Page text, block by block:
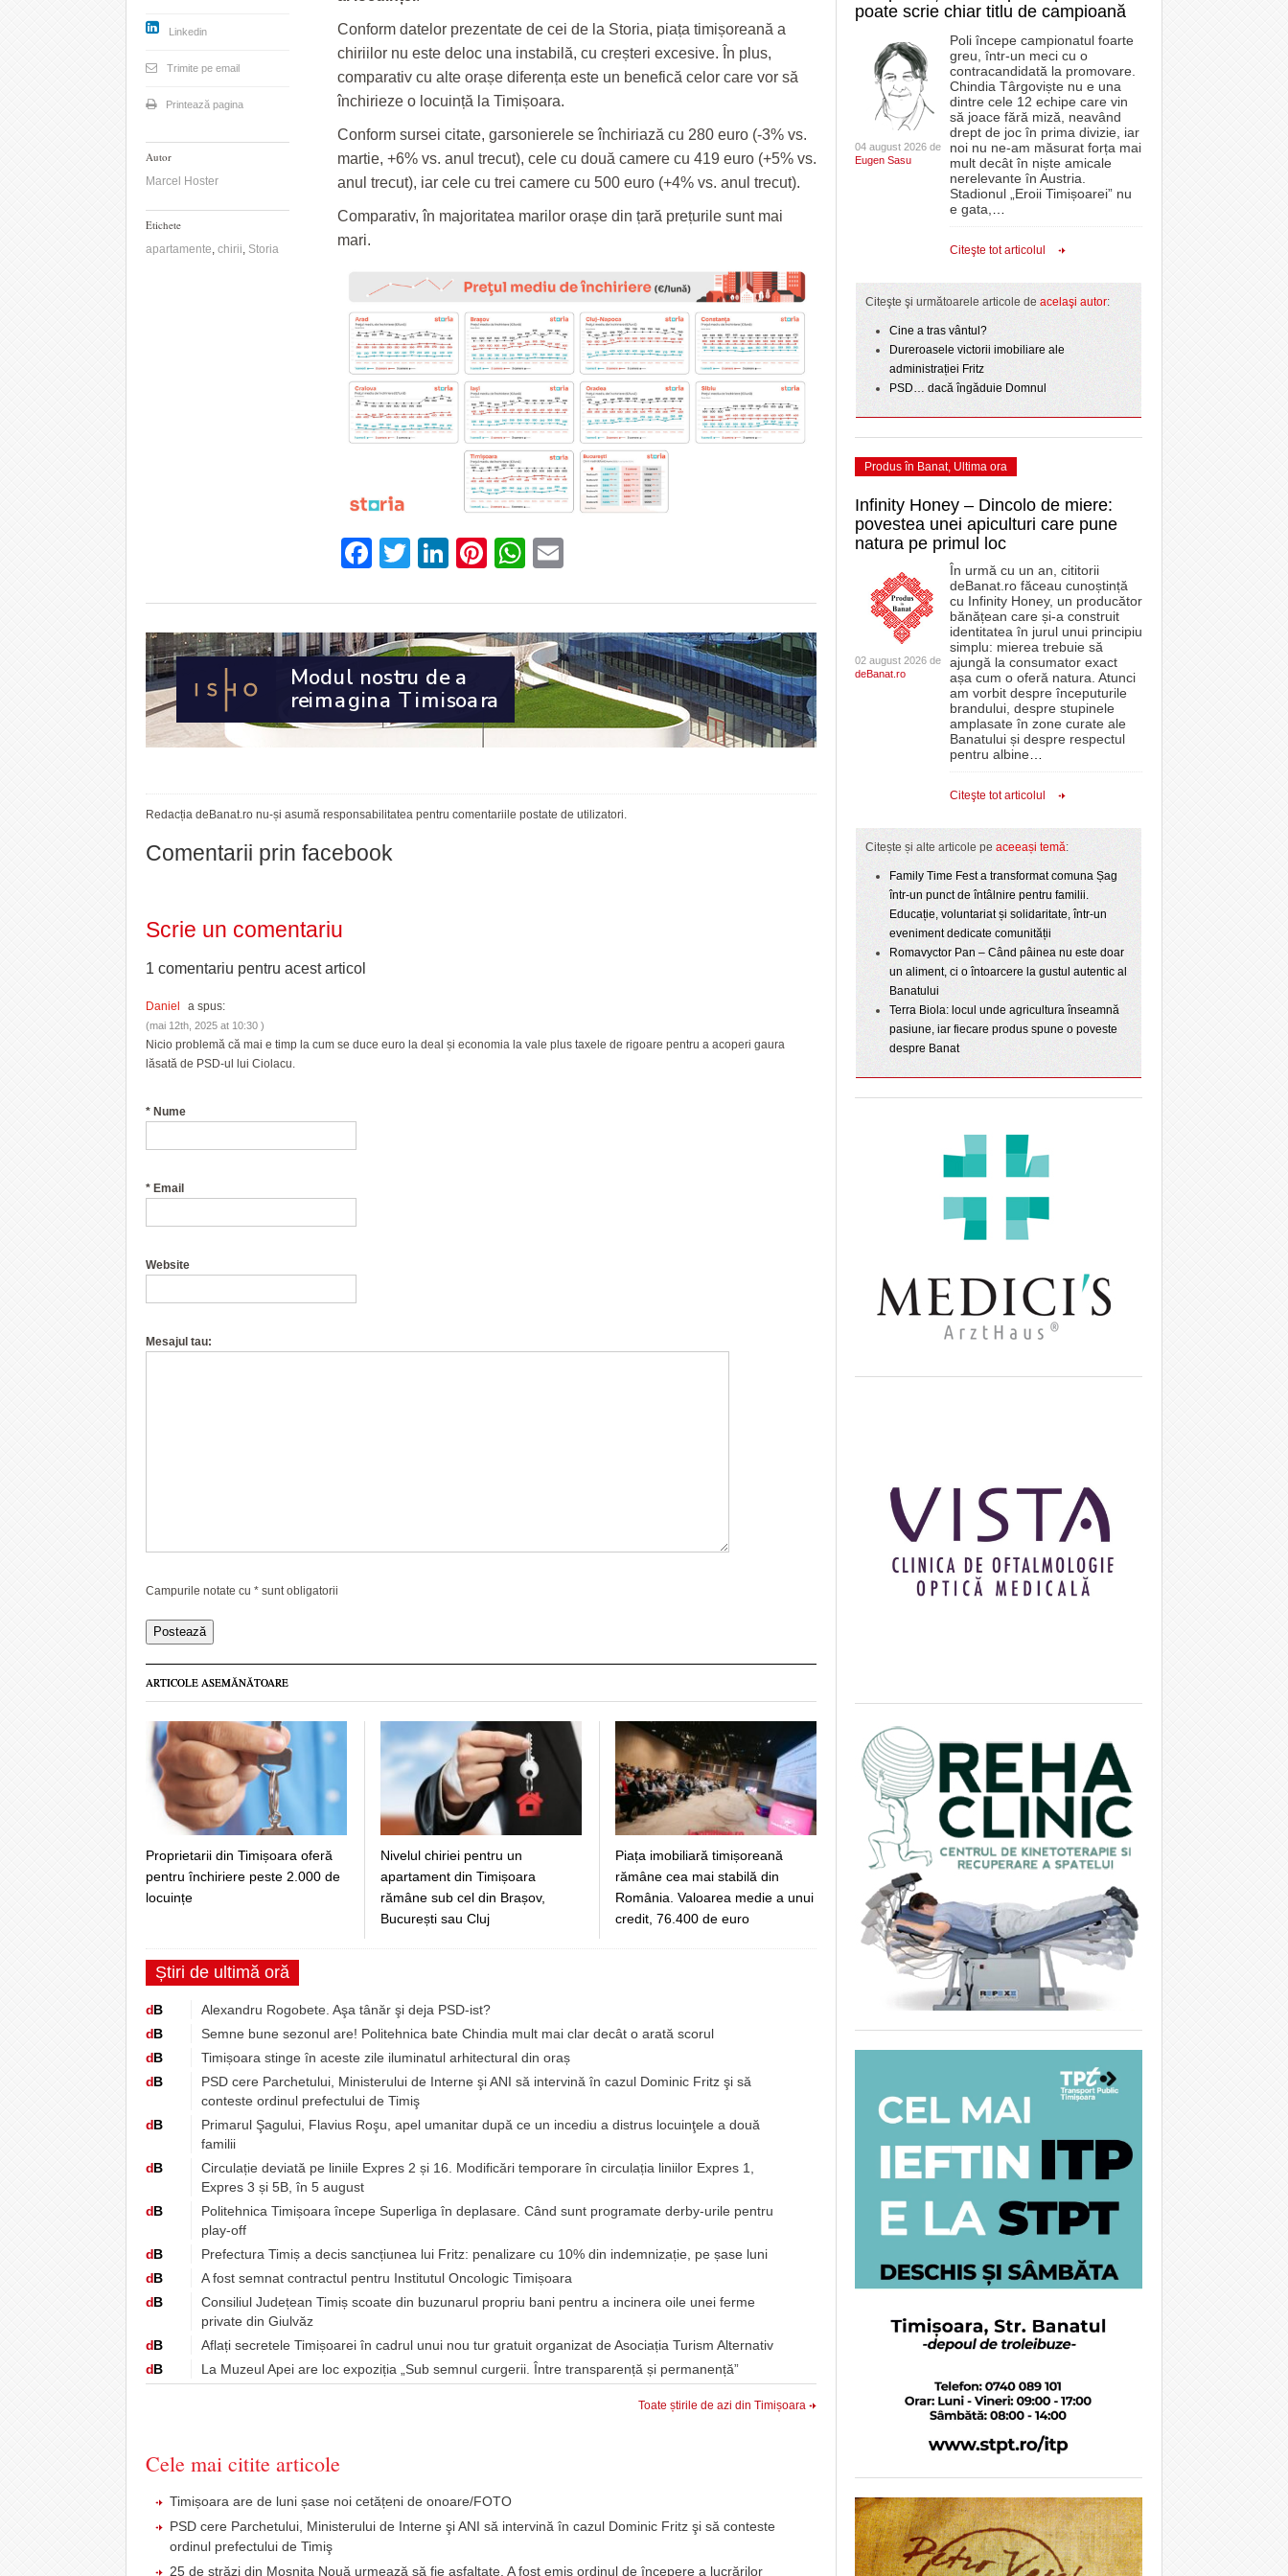
Conform datelor prezentate de cei de la Storia, piața timișoreană a
chiriilor nu este deloc una instabilă, cu creșteri excesive. În plus,
comparativ cu alte orașe diferența este un benefică celor care vor să
închirieze o locuință la Timișoara.
Conform sursei citate, garsonierele se închiriază cu 280 euro (-3% vs.
martie, +6% vs. anul trecut), cele cu două camere cu 419 euro (+5% vs.
anul trecut), iar cele cu trei camere cu 500 euro (+4% vs. anul trecut).
Comparativ, în majoritatea marilor orașe din țară prețurile sunt mai
mari.
Facebook
Twitter
LinkedIn
Pinterest
WhatsApp
Linkedin
Trimite pe email
Printează pagina
Autor
Marcel Hoster
Etichete
apartamente, chirii, Storia
Redacția deBanat.ro nu-și asumă responsabilitatea pentru comentariile postate de utilizatori.
Comentarii prin facebook
Scrie un comentariu
1 comentariu pentru acest articol
Daniel a spus:
(mai 12th, 2025 at 10:30 )
Nicio problemă că mai e timp la cum se duce euro la deal și economia la vale plus taxele de rigoare pentru a acoperi gaura
lăsată de PSD-ul lui Ciolacu.
* Nume
* Email
Website
Mesajul tau:
Campurile notate cu * sunt obligatorii
ARTICOLE ASEMĂNĂTOARE
Proprietarii din Timișoara oferă
pentru închiriere peste 2.000 de
locuințe
Nivelul chiriei pentru un
apartament din Timișoara
rămâne sub cel din Brașov,
București sau Cluj
Piața imobiliară timișoreană
rămâne cea mai stabilă din
România. Valoarea medie a unui
credit, 76.400 de euro
Știri de ultimă oră
dB
Alexandru Rogobete. Aşa tânăr şi deja PSD-ist?
dB
Semne bune sezonul are! Politehnica bate Chindia mult mai clar decât o arată scorul
dB
Timișoara stinge în aceste zile iluminatul arhitectural din oraș
dB
PSD cere Parchetului, Ministerului de Interne şi ANI să intervină în cazul Dominic Fritz şi să
conteste ordinul prefectului de Timiş
dB
Primarul Şagului, Flavius Roşu, apel umanitar după ce un incediu a distrus locuinţele a două
familii
dB
Circulație deviată pe liniile Expres 2 și 16. Modificări temporare în circulația liniilor Expres 1,
Expres 3 și 5B, în 5 august
dB
Politehnica Timișoara începe Superliga în deplasare. Când sunt programate derby-urile pentru
play-off
dB
Prefectura Timiș a decis sancțiunea lui Fritz: penalizare cu 10% din indemnizație, pe șase luni
dB
A fost semnat contractul pentru Institutul Oncologic Timișoara
dB
Consiliul Județean Timiș scoate din buzunarul propriu bani pentru a incinera oile unei ferme
private din Giulvăz
dB
Aflați secretele Timișoarei în cadrul unui nou tur gratuit organizat de Asociația Turism Alternativ
dB La Muzeul Apei are loc expoziția „Sub semnul curgerii. Între transparență și permanență”
Toate știrile de azi din Timișoara
Cele mai citite articole
Timișoara are de luni șase noi cetățeni de onoare/FOTO
PSD cere Parchetului, Ministerului de Interne şi ANI să intervină în cazul Dominic Fritz şi să conteste
ordinul prefectului de Timiş
25 de străzi din Moşniţa Nouă urmează să fie asfaltate. A fost emis ordinul de începere a lucrărilor
poate scrie chiar titlu de campioană
04 august 2026 de
Eugen Sasu
Poli începe campionatul foarte
greu, într-un meci cu o
contracandidată la promovare.
Chindia Târgoviște nu e una
dintre cele 12 echipe care vin
să joace fără miză, neavând
drept de joc în prima divizie, iar
noi nu ne-am măsurat forța mai
mult decât în niște amicale
nerelevante în Austria.
Stadionul „Eroii Timișoarei” nu
e gata,
Citeşte tot articolul
Citeşte şi următoarele articole de acelaşi autor:
Cine a tras vântul?
Dureroasele victorii imobiliare ale
administrației Fritz
PSD… dacă îngăduie Domnul
Produs în Banat, Ultima ora
Infinity Honey – Dincolo de miere:
povestea unei apiculturi care pune
natura pe primul loc
02 august 2026 de
deBanat.ro
În urmă cu un an, cititorii
deBanat.ro făceau cunoștință
cu Infinity Honey, un producător
bănățean care și-a construit
identitatea în jurul unui principiu
simplu: mierea trebuie să
ajungă la consumator exact
așa cum o oferă natura. Atunci
am vorbit despre începuturile
brandului, despre stupinele
amplasate în zone curate ale
Banatului și despre respectul
pentru albine
Citeşte tot articolul
Citește și alte articole pe aceeași temă:
Family Time Fest a transformat comuna Șag
într-un punct de întâlnire pentru familii.
Educație, voluntariat și solidaritate, într-un
eveniment dedicate comunității
Romavyctor Pan – Când pâinea nu este doar
un aliment, ci o întoarcere la gustul autentic al
Banatului
Terra Biola: locul unde agricultura înseamnă
pasiune, iar fiecare produs spune o poveste
despre Banat